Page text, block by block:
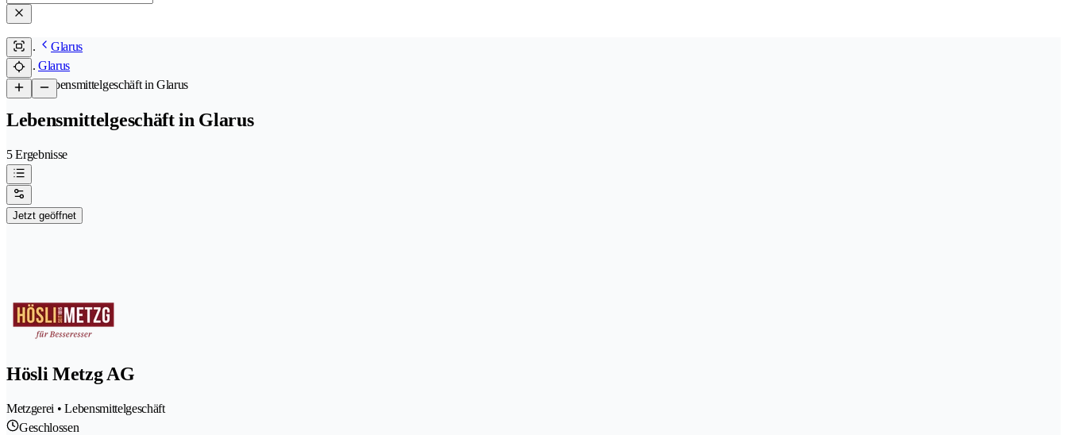
Glarus
Glarus
/Lebensmittelgeschäft in Glarus
Lebensmittelgeschäft in Glarus
5 Ergebnisse
Jetzt geöffnet
Hösli Metzg AG
Metzgerei • Lebensmittelgeschäft
Geschlossen